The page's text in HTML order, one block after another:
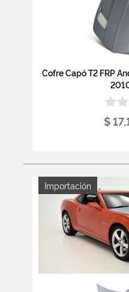
Cofre Capó T2 FRP
$
Importación